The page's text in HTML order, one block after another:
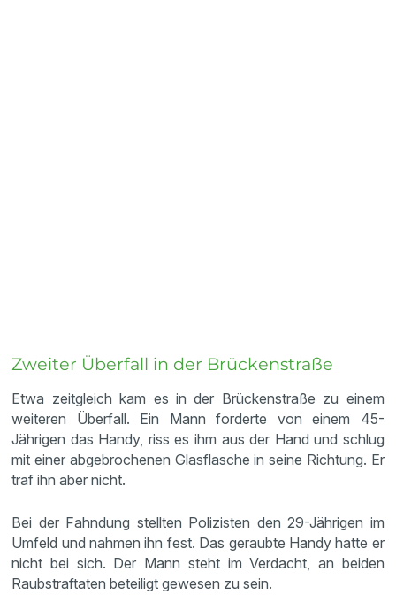
Zweiter Überfall in der Brückenstraße
Etwa zeitgleich kam es in der Brückenstraße zu einem
weiteren Überfall. Ein Mann forderte von einem 45-
Jährigen das Handy, riss es ihm aus der Hand und schlug
mit einer abgebrochenen Glasflasche in seine Richtung. Er
traf ihn aber nicht.
Bei der Fahndung stellten Polizisten den 29-Jährigen im
Umfeld und nahmen ihn fest. Das geraubte Handy hatte er
nicht bei sich. Der Mann steht im Verdacht, an beiden
Raubstraftaten beteiligt gewesen zu sein.